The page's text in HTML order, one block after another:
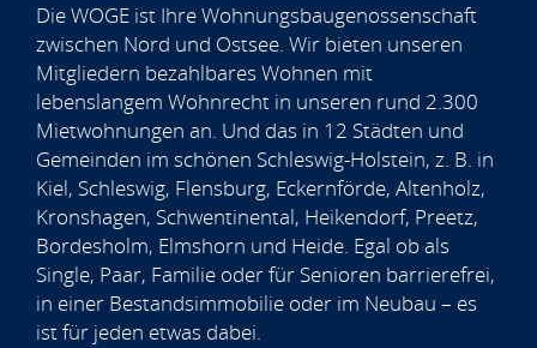
Die WOGE ist Ihre Wohnungsbaugenossenschaft
zwischen Nord und Ostsee. Wir bieten unseren
Mitgliedern bezahlbares Wohnen mit
lebenslangem Wohnrecht in unseren rund 2.300
Mietwohnungen an. Und das in 12 Städten und
Gemeinden im schönen Schleswig-Holstein, z. B. in
Kiel, Schleswig, Flensburg, Eckernförde, Altenholz,
Kronshagen, Schwentinental, Heikendorf, Preetz,
Bordesholm, Elmshorn und Heide. Egal ob als
Single, Paar, Familie oder für Senioren barrierefrei,
in einer Bestandsimmobilie oder im Neubau – es
ist für jeden etwas dabei.